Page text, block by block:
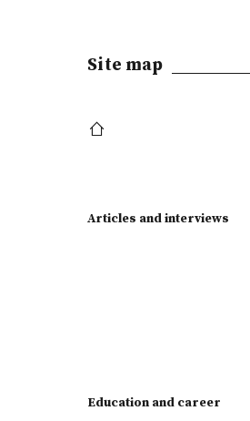
Site map
Articles and interviews
Education and career